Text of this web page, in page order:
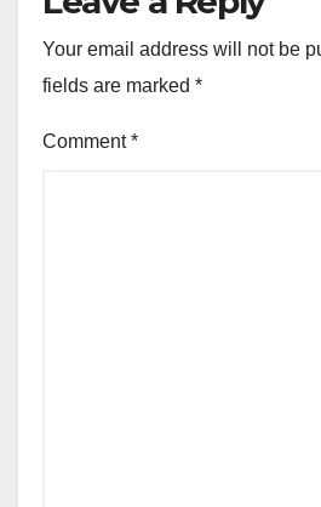
Your email address will not be
fields are marked *
Comment*